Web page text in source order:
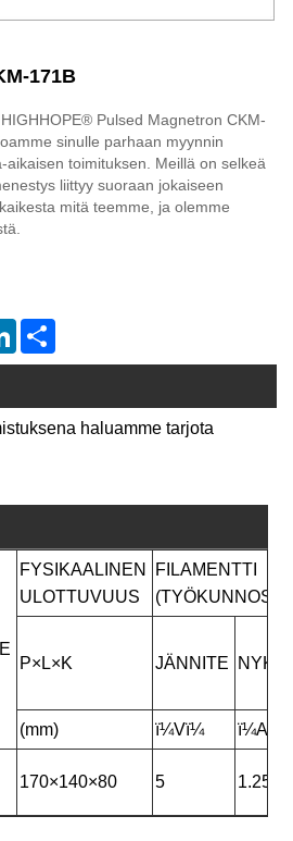
171B
Pulsed Magnetron CKM-
sinulle parhaan myynnin
aikaisen toimituksen. Meillä on selkeä
liittyy suoraan jokaiseen
mitä teemme, ja olemme
LinkedIn
haluamme tarjota
FYSIKAALINEN
ULOTTUVUUS
FILAMENTTI
P×L×K JÄNNITE
(mm) ï¼Vï¼ ï¼Aï¼
170×140×80 5 1.25